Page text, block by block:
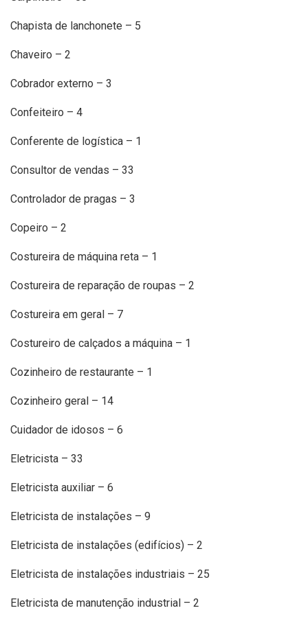
Chapista de lanchonete – 5
Chaveiro – 2
Cobrador externo – 3
Confeiteiro – 4
Conferente de logística – 1
Consultor de vendas – 33
Controlador de pragas – 3
Copeiro – 2
Costureira de máquina reta – 1
Costureira de reparação de roupas – 2
Costureira em geral – 7
Costureiro de calçados a máquina – 1
Cozinheiro de restaurante – 1
Cozinheiro geral – 14
Cuidador de idosos – 6
Eletricista – 33
Eletricista auxiliar – 6
Eletricista de instalações – 9
Eletricista de instalações (edifícios) – 2
Eletricista de instalações industriais – 25
Eletricista de manutenção industrial – 2